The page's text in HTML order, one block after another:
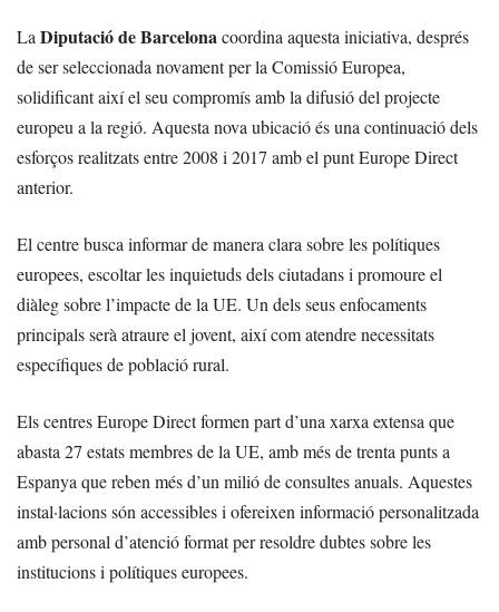
La Diputació de Barcelonacoordina aquesta iniciativa, després
de ser seleccionada novament per la Comissió Europea,
solidificant així el seu compromís amb la difusió del projecte
europeu a la regió. Aquesta nova ubicació és una continuació dels
esforços realitzats entre 2008 i 2017 amb el punt Europe Direct
anterior.
El centre busca informar de manera clara sobre les polítiques
europees, escoltar les inquietuds dels ciutadans i promoure el
diàleg sobre l’impacte de la UE. Un dels seus enfocaments
principals serà atraure el jovent, així com atendre necessitats
específiques de població rural.
Els centres Europe Direct formen part d’una xarxa extensa que
abasta 27 estats membres de la UE, amb més de trenta punts a
Espanya que reben més d’un milió de consultes anuals. Aquestes
instal·lacions són accessibles i ofereixen informació personalitzada
amb personal d’atenció format per resoldre dubtes sobre les
institucions i polítiques europees.